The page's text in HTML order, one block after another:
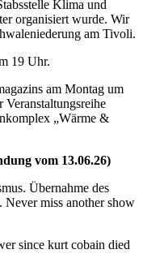
Klima und
organisiert wurde. Wir
am Tivoli.
19 Uhr.
am Montag um
„Wärme &
vom 13.06.26)
Übernahme des
miss another show
since kurt cobain died